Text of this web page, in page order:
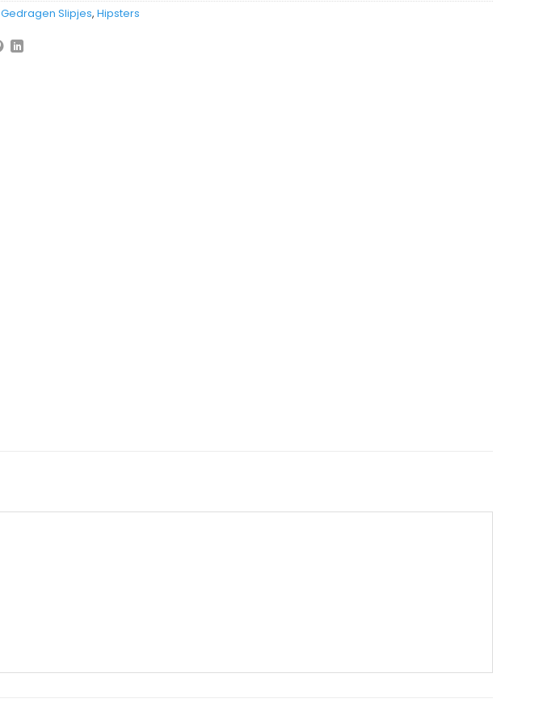
Gedragen Slipjes, Hipsters